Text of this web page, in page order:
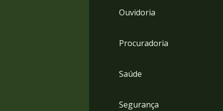
Ouvidoria
Procuradoria
Saúde
Segurança